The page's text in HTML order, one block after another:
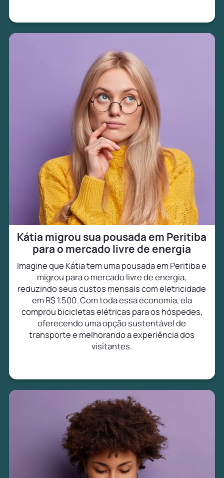
Kátia migrou sua pousada em Peritiba
para o mercado livre de energia
Imagine que Kátia tem uma pousada em Peritiba e
migrou para o mercado livre de energia,
reduzindo seus custos mensais com eletricidade
em R$ 1.500. Com toda essa economia, ela
comprou bicicletas elétricas para os hóspedes,
oferecendo uma opção sustentável de
transporte e melhorando a experiência dos
visitantes.